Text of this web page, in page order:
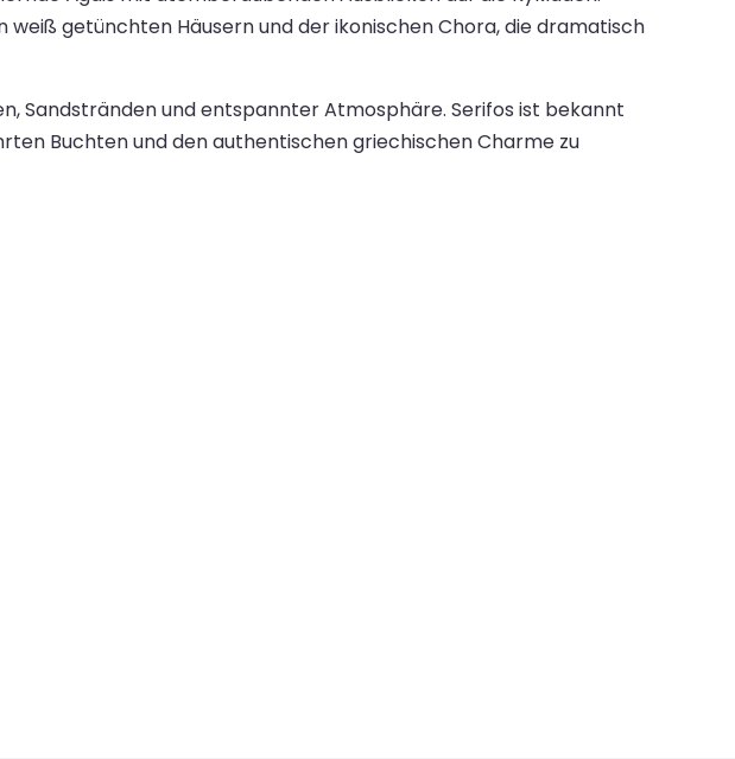
getünchten Häusern und der ikonischen Chora, die dramatisch
Sandstränden und entspannter Atmosphäre. Serifos ist bekannt
Buchten und den authentischen griechischen Charme zu